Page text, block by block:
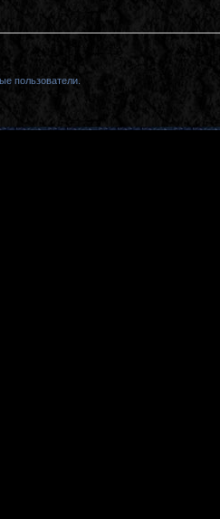
пользователи.